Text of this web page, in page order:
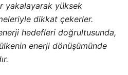
yakalayarak yüksek
dikkat çekerler.
hedefleri doğrultusunda,
enerji dönüşümünde